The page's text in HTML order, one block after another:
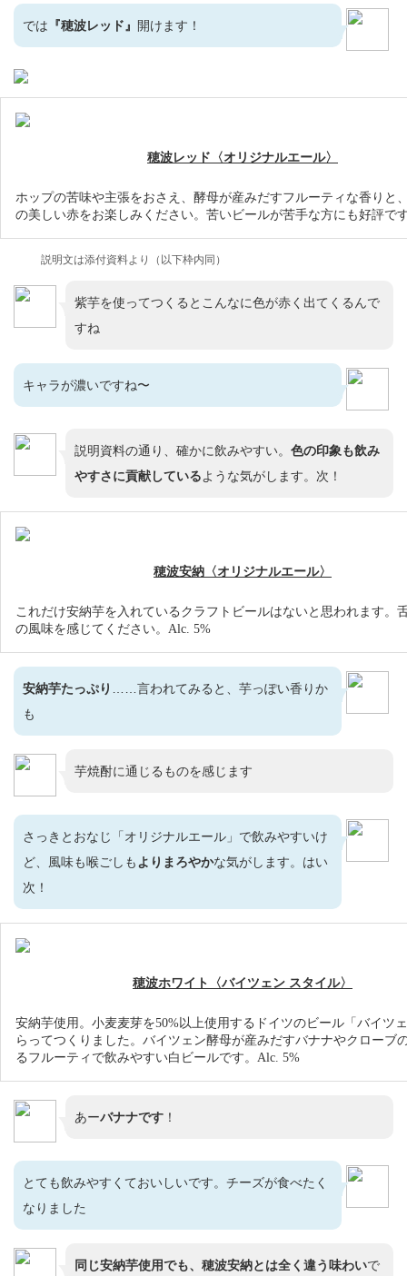
では 『穂波レッド』 開けます！
穂波レッド〈オリジナルエール〉
ホップの苦味や主張をおさえ、酵母が産みだすフルーティな香りと
の美しい赤をお楽しみください。苦いビールが苦手な方にも好評で
説明文は添付資料より（以下枠内同）
紫芋を使ってつくるとこんなに色が赤く出てくるんで
すね
キャラが濃いですね〜
説明資料の通り、確かに飲みやすい。 色の印象も飲み
やすさに貢献しているような気がします。次！
穂波安納〈オリジナルエール〉
これだけ安納芋を入れているクラフトビールはないと思われます。
の風味を感じてください。Alc. 5%
安納芋たっぷり
……言われてみると、芋っぽい香りか
も
芋焼酎に通じるものを感じます
さっきとおなじ「オリジナルエール」で飲みやすいけ
ど、風味も喉ごしも よりまろやかな気がします。はい
次！
穂波ホワイト〈バイツェン スタイル〉
安納芋使用。小麦麦芽を50%以上使用するドイツのビール「バイツ
らってつくりました。バイツェン酵母が産みだすバナナやクローブ
るフルーティで飲みやすい白ビールです。Alc. 5%
あーバナナです ！
とても飲みやすくておいしいです。チーズが食べたく
なりました
同じ安納芋使用でも、穂波安納とは全く違う味わいで